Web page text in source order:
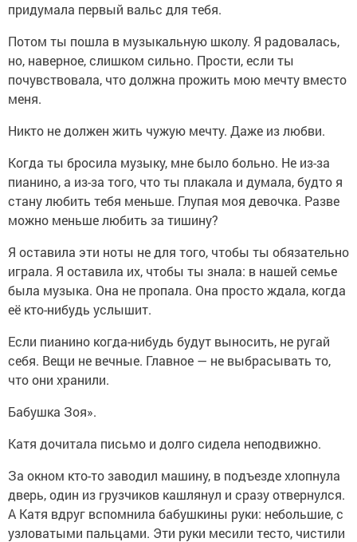
придумала первый вальс для тебя.
Потом ты пошла в музыкальную школу. Я радовалась,
но, наверное, слишком сильно. Прости, если ты
почувствовала, что должна прожить мою мечту вместо
меня.
Никто не должен жить чужую мечту. Даже из любви.
Когда ты бросила музыку, мне было больно. Не из-за
пианино, а из-за того, что ты плакала и думала, будто я
стану любить тебя меньше. Глупая моя девочка. Разве
можно меньше любить за тишину?
Я оставила эти ноты не для того, чтобы ты обязательно
играла. Я оставила их, чтобы ты знала: в нашей семье
была музыка. Она не пропала. Она просто ждала, когда
её кто-нибудь услышит.
Если пианино когда-нибудь будут выносить, не ругай
себя. Вещи не вечные. Главное — не выбрасывать то,
что они хранили.
Бабушка Зоя».
Катя дочитала письмо и долго сидела неподвижно.
За окном кто-то заводил машину, в подъезде хлопнула
дверь, один из грузчиков кашлянул и сразу отвернулся.
А Катя вдруг вспомнила бабушкины руки: небольшие, с
узловатыми пальцами. Эти руки месили тесто, чистили